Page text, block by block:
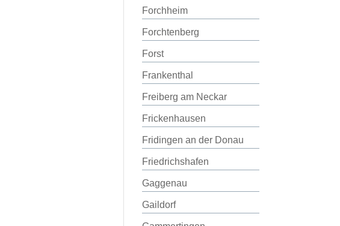
Forchheim
Forchtenberg
Forst
Frankenthal
Freiberg am Neckar
Frickenhausen
Fridingen an der Donau
Friedrichshafen
Gaggenau
Gaildorf